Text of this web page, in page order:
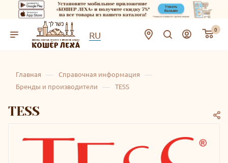
RU 0
Главная — Справочная информация —
Бренды и производители — TESS
TESS